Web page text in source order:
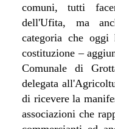
comuni, tutti
dell'Ufita, ma
categoria che
costituzione –
Comunale di
delegata
di ricevere la
associazioni che